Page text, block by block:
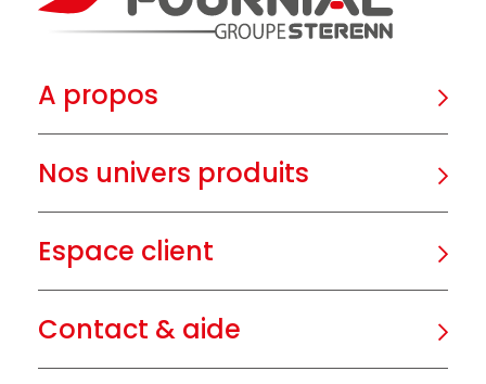
A propos
Nos univers produits
Espace client
Contact & aide